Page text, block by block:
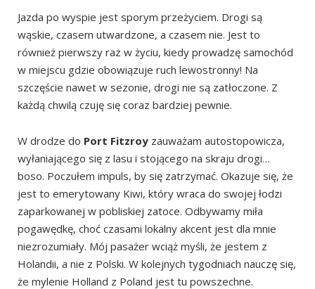
Jazda po wyspie jest sporym przeżyciem. Drogi są
wąskie, czasem utwardzone, a czasem nie. Jest to
również pierwszy raz w życiu, kiedy prowadzę samochód
w miejscu gdzie obowiązuje ruch lewostronny! Na
szczęście nawet w sezonie, drogi nie są zatłoczone. Z
każdą chwilą czuję się coraz bardziej pewnie.
W drodze do Port Fitzroy zauważam autostopowicza,
wyłaniającego się z lasu i stojącego na skraju drogi…
boso. Poczułem impuls, by się zatrzymać. Okazuje się, że
jest to emerytowany Kiwi, który wraca do swojej łodzi
zaparkowanej w pobliskiej zatoce. Odbywamy miła
pogawędkę, choć czasami lokalny akcent jest dla mnie
niezrozumiały. Mój pasażer wciąż myśli, że jestem z
Holandii, a nie z Polski. W kolejnych tygodniach nauczę się,
że mylenie Holland z Poland jest tu powszechne.